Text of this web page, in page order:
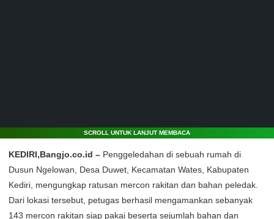
SCROLL UNTUK LANJUT MEMBACA
KEDIRI,Bangjo.co.id – Penggeledahan di sebuah rumah di
Dusun Ngelowan, Desa Duwet, Kecamatan Wates, Kabupaten
Kediri, mengungkap ratusan mercon rakitan dan bahan peledak.
Dari lokasi tersebut, petugas berhasil mengamankan sebanyak
143 mercon rakitan siap pakai beserta sejumlah bahan dan